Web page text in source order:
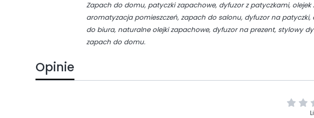
Zapach do domu, patyczki zapachowe, dyfuzor z patyczkami,
aromatyzacja pomieszczeń, zapach do salonu, dyfuzor na
do biura, naturalne olejki zapachowe, dyfuzor na prezent, stylowy
zapach do domu.
Opinie